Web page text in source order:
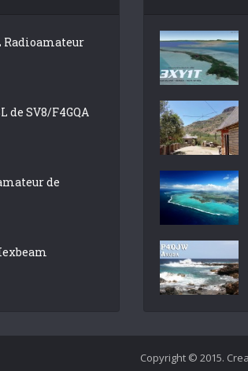
Radioamateur
de SV8/F4GQA
de
Copyright © 2015.